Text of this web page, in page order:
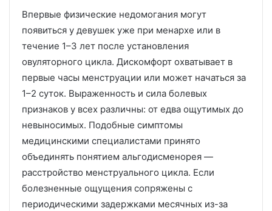
Впервые физические недомогания могут
появиться у девушек уже при менархе или в
течение 1–3 лет после установления
овуляторного цикла. Дискомфорт охватывает в
первые часы менструации или может начаться за
1–2 суток. Выраженность и сила болевых
признаков у всех различны: от едва ощутимых до
невыносимых. Подобные симптомы
медицинскими специалистами принято
объединять понятием альгодисменорея —
расстройство менструального цикла. Если
болезненные ощущения сопряжены с
периодическими задержками месячных из-за